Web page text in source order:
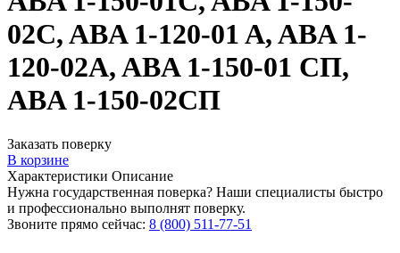
02C, ABA 1-120-01 A, ABA 1-
120-02A, ABA 1-150-01 СП,
ABA 1-150-02СП
Заказать поверку
В корзине
Характеристики Описание
Нужна государственная поверка? Наши специалисты быстро
и профессионально выполнят поверку.
Звоните прямо сейчас: 8 (800) 511-77-51